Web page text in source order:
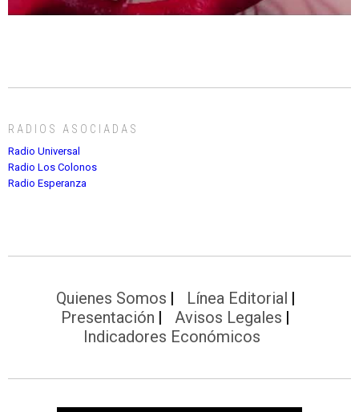
RADIOS ASOCIADAS
Radio Universal
Radio Los Colonos
Radio Esperanza
Quienes Somos
Línea Editorial
Presentación
Avisos Legales
Indicadores Económicos